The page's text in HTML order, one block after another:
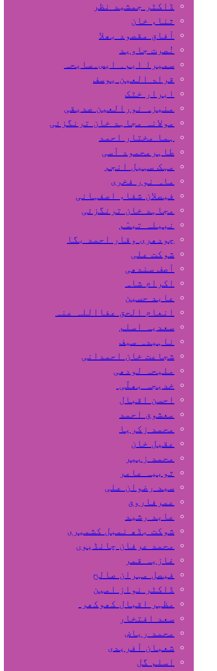
ڈاکٹر جمشید نظر
ثناء خان
آفاق مقصود بھلا
نُصرت جاوید
سمیرا ایم۔ ایس۔سایحہ
قراۃ العین یوسف
ابرار خٹک
منیزہ نورالعین صدیقی
مولانہ مجاہد خان ترنگزئی
ہما مختار احمد
طاہرمحمود آسی
مہک سہیل انجم
ماہ نور فخری
فیصلان شفاء اصفہانی
مجاہد خان ترنگزئی
نبیلہ تبسّم
چودھری وقار احمد بگا
شوکت علی
آصف سندھی
اکرام شاہ
عابد حسین
انعام الحق عفااللہ عنہ
سعدیہ اسلم
ناہیدہ سیف
شجاعت خان احمدانی
ملیحہ لودھی
خدیجہ بھلّی
احسن اقبال
معشوق احمد
محمد زکریا
عقیل خان
محمد زبیر
ثوبیہ عامر
سید رضوان علی
عمرفاروق
عابد رشید
شوکت بڈھ نمبل کشمیری
محمد عرفان چانڈیوں
غازیہ قمر
فیصل مہران صالح
ڈاکٹر نواز امین
مظہر اقبال کھوکھر
سعد افتخار
محمد ریاض
شعبان آفریدی
اسلم گل